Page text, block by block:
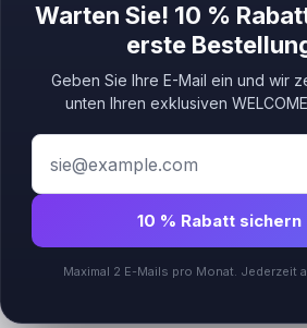
Warten Sie! 10 %
erste
Geben Sie Ihre E-Mail ein und wir
unten Ihren exklusiven
10 % Rabatt sichern
Maximal 2 E-Mails pro Monat. Jederzeit
Premium-Acryl-, Schicht- und
Logo-Schilder für Beauty-,
Empfangsmarken.